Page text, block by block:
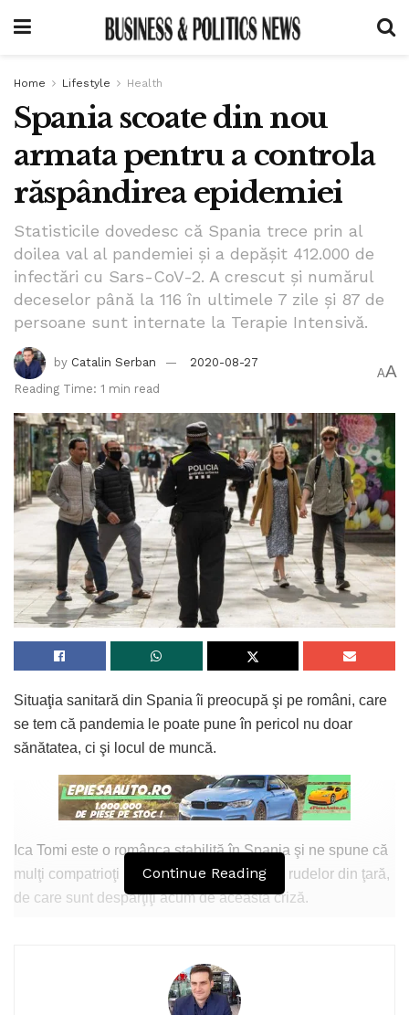
Home Lifestyle Health
Spania scoate din nou
armata pentru a controla
răspândirea epidemiei
Statisticile dovedesc că Spania trece prin al
doilea val al pandemiei şi a depăşit 412.000 de
infectări cu Sars-CoV-2. A crescut şi numărul
deceselor până la 116 în ultimele 7 zile şi 87 de
persoane sunt internate la Terapie Intensivă.
by Catalin Serban
2020-08-27
Reading Time: 1 min read
AA
Situaţia sanitară din Spania îi preocupă şi pe români, care
se tem că pandemia le poate pune în pericol nu doar
sănătatea, ci şi locul de muncă.
Ica Tomi este o românca stabilită în Spania şi ne spune că
mulţi compatrioţi sunt îngrijoraţi de situaţia rudelor din ţară,
de care sunt despărţiţi acum de această criză.
îmbolnăveşte cineva din familie, fie aici, fie acolo, este
foarte greu să ajungem unii la alţii, dacă nu chiar
Continue Reading